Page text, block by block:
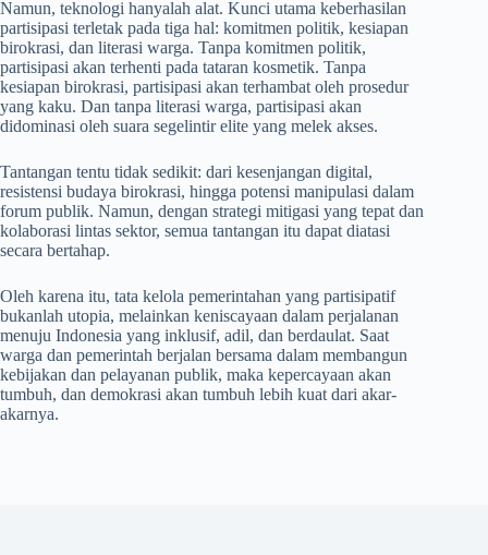
Namun, teknologi hanyalah alat. Kunci utama keberhasilan
partisipasi terletak pada tiga hal: komitmen politik, kesiapan
birokrasi, dan literasi warga. Tanpa komitmen politik,
partisipasi akan terhenti pada tataran kosmetik. Tanpa
kesiapan birokrasi, partisipasi akan terhambat oleh prosedur
yang kaku. Dan tanpa literasi warga, partisipasi akan
didominasi oleh suara segelintir elite yang melek akses.
Tantangan tentu tidak sedikit: dari kesenjangan digital,
resistensi budaya birokrasi, hingga potensi manipulasi dalam
forum publik. Namun, dengan strategi mitigasi yang tepat dan
kolaborasi lintas sektor, semua tantangan itu dapat diatasi
secara bertahap.
Oleh karena itu, tata kelola pemerintahan yang partisipatif
bukanlah utopia, melainkan keniscayaan dalam perjalanan
menuju Indonesia yang inklusif, adil, dan berdaulat. Saat
warga dan pemerintah berjalan bersama dalam membangun
kebijakan dan pelayanan publik, maka kepercayaan akan
tumbuh, dan demokrasi akan tumbuh lebih kuat dari akar-
akarnya.